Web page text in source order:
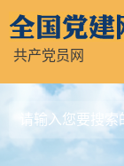
共产党员网